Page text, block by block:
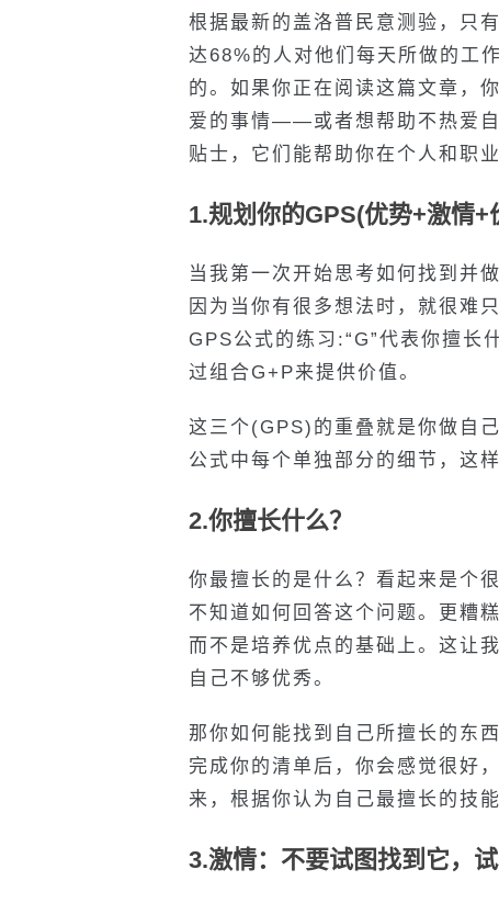
根据最新的盖洛普民意测验，只
达68%的人对他们每天所做的工
的。如果你正在阅读这篇文章，
爱的事情——或者想帮助不热爱
贴士，它们能帮助你在个人和职
1.规划你的GPS(优势+激情+
当我第一次开始思考如何找到并
因为当你有很多想法时，就很难
GPS公式的练习:“G”代表你擅长
过组合G+P来提供价值。
这三个(GPS)的重叠就是你做自
公式中每个单独部分的细节，这
2.你擅长什么？
你最擅长的是什么？看起来是个
不知道如何回答这个问题。更糟
而不是培养优点的基础上。这让
自己不够优秀。
那你如何能找到自己所擅长的东
完成你的清单后，你会感觉很好
来，根据你认为自己最擅长的技
3.激情：不要试图找到它，